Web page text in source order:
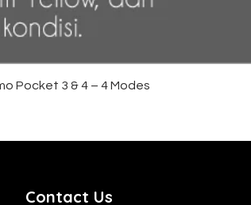
Pocket 3 & 4 – 4 Modes
Contact Us